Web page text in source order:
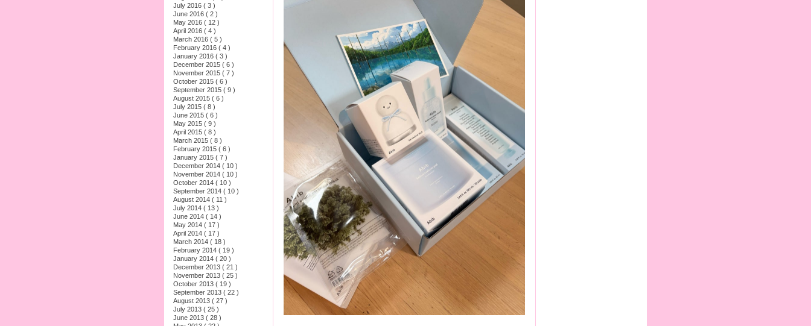
July 2016 ( 3 )
June 2016 ( 2 )
May 2016 ( 12 )
April 2016 ( 4 )
March 2016 ( 5 )
February 2016 ( 4 )
January 2016 ( 3 )
December 2015 ( 6 )
November 2015 ( 7 )
October 2015 ( 6 )
September 2015 ( 9 )
August 2015 ( 6 )
July 2015 ( 8 )
June 2015 ( 6 )
May 2015 ( 9 )
April 2015 ( 8 )
March 2015 ( 8 )
February 2015 ( 6 )
January 2015 ( 7 )
December 2014 ( 10 )
November 2014 ( 10 )
October 2014 ( 10 )
September 2014 ( 10 )
August 2014 ( 11 )
July 2014 ( 13 )
June 2014 ( 14 )
May 2014 ( 17 )
April 2014 ( 17 )
March 2014 ( 18 )
February 2014 ( 19 )
January 2014 ( 20 )
December 2013 ( 21 )
November 2013 ( 25 )
October 2013 ( 19 )
September 2013 ( 22 )
August 2013 ( 27 )
July 2013 ( 25 )
June 2013 ( 28 )